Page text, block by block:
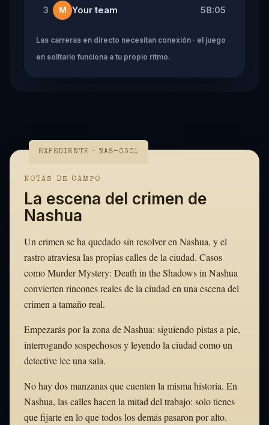
3 M Your team 58:05
Las carreras en directo necesitan conexión · el juego
en solitario funciona a tu propio ritmo.
EXPEDIENTE · NAS-0301
NOTAS DE CAMPO
La escena del crimen de
Nashua
Un crimen se ha quedado sin resolver en Nashua, y el
rastro atraviesa las propias calles de la ciudad. Casos
como Murder Mystery: Death in the Shadows in Nashua
convierten rincones reales de la ciudad en una escena del
crimen a tamaño real.
Empezarás por la zona de Nashua: siguiendo pistas a pie,
interrogando sospechosos y leyendo la ciudad como un
detective lee una sala.
No hay dos manzanas que cuenten la misma historia. En
Nashua, las calles hacen la mitad del trabajo: solo tienes
que fijarte en lo que todos los demás pasaron por alto.